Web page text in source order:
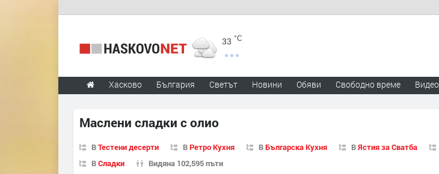
33 °C
Хасково България Светът Новини Обяви Свободно време Видео
Маслени сладки с олио
ВТестени десерти ВРетро Кухня ВБългарска Кухня ВЯстия за Сватба
ВСладки Видяна 102,595 пъти